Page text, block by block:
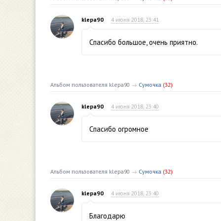
klepa90 4 июня 2018, 23:41
Спасибо большое, очень приятно.
Альбом пользователя klepa90 → Сумочка (32)
klepa90 4 июня 2018, 23:40
Спасибо огромное
Альбом пользователя klepa90 → Сумочка (32)
klepa90 4 июня 2018, 23:40
Благодарю